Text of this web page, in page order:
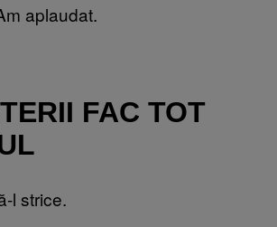
aplaudat.
FAC TOT
l strice.